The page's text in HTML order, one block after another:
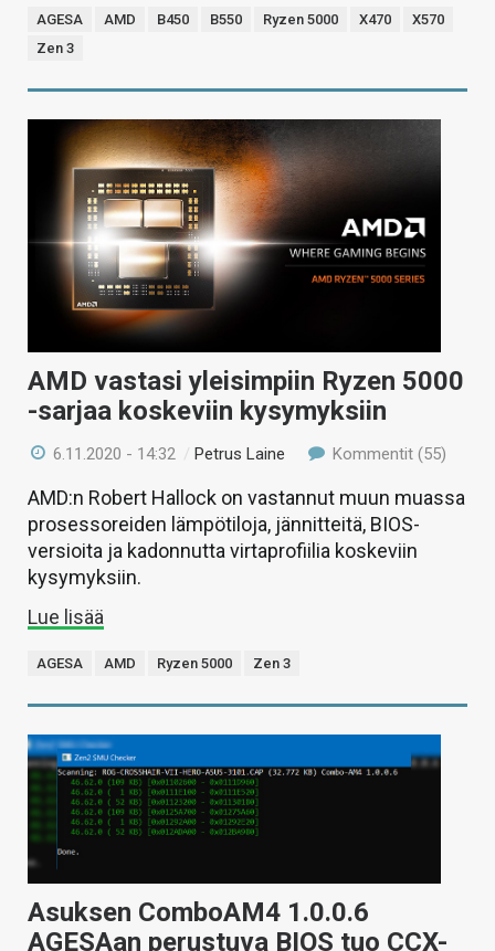
AGESA AMD B450 B550 Ryzen 5000 X470
X570
Zen 3
AMD vastasi yleisimpiin Ryzen 5000
-sarjaa koskeviin kysymyksiin
6.11.2020 - 14:32 /Petrus Laine Kommentit (55)
AMD:n Robert Hallock on vastannut muun muassa
prosessoreiden lämpötiloja, jännitteitä, BIOS-
versioita ja kadonnutta virtaprofiilia koskeviin
kysymyksiin.
Lue lisää
AGESA AMD Ryzen 5000 Zen 3
Asuksen ComboAM4 1.0.0.6
AGESAan perustuva BIOS tuo CCX-